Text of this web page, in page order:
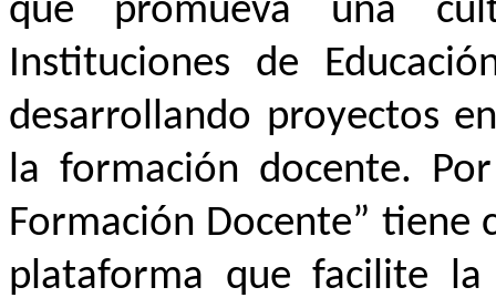
que promueva una
Instituciones de
desarrollando proyectos
la formación docente.
Formación Docente” tiene
plataforma que facilite